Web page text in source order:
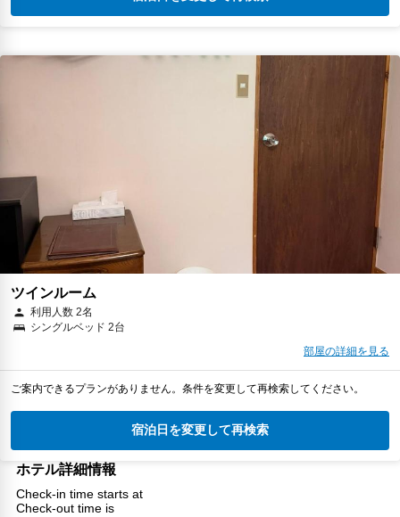
ツインルーム
利用人数 2名
シングルベッド 2台
部屋の詳細を見る
ご案内できるプランがありません。条件を変更して再検索してください。
宿泊日を変更して再検索
ホテル詳細情報
Check-in time starts at
Check-out time is